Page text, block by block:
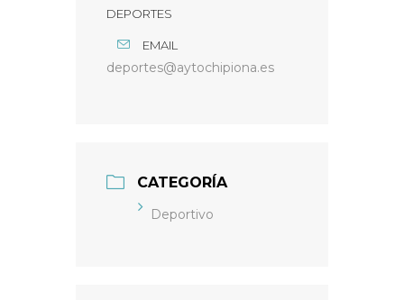
DEPORTES
EMAIL
deportes@aytochipiona.es
CATEGORÍA
Deportivo